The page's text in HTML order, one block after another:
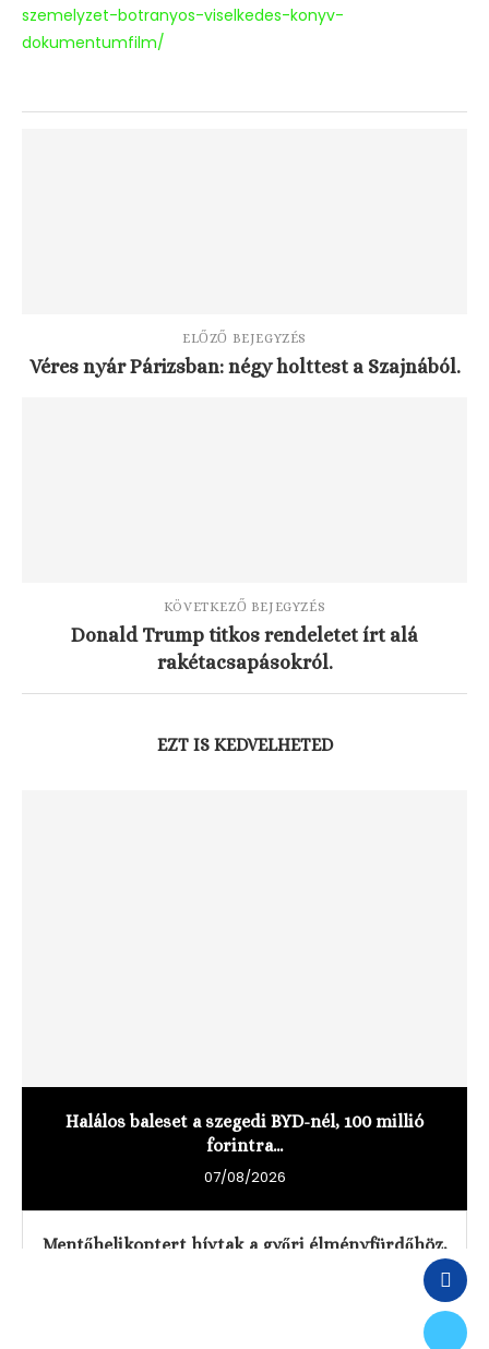
szemelyzet-botranyos-viselkedes-konyv-
dokumentumfilm/
ELŐZŐ BEJEGYZÉS
Véres nyár Párizsban: négy holttest a Szajnából.
KÖVETKEZŐ BEJEGYZÉS
Donald Trump titkos rendeletet írt alá
rakétacsapásokról.
EZT IS KEDVELHETED
Halálos baleset a szegedi BYD-nél, 100 millió
forintra...
07/08/2026
Mentőhelikoptert hívtak a győri élményfürdőhöz,